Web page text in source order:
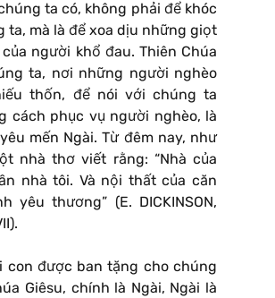
ta có, không phải để khóc
ta, mà là để xoa dịu những giọt
người khổ đau. Thiên Chúa
ta, nơi những người nghèo
thốn, để nói với chúng ta
cách phục vụ người nghèo, là
mến Ngài. Từ đêm nay, như
nhà thơ viết rằng: “Nhà của
nhà tôi. Và nội thất của căn
yêu thương” (E. DICKINSON,
con được ban tặng cho chúng
Giêsu, chính là Ngài, Ngài là